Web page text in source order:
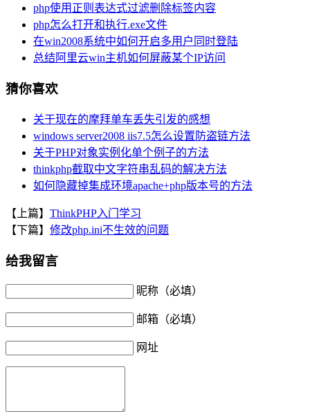
php使用正则表达式过滤删除标签内容
php怎么打开和执行.exe文件
在win2008系统中如何开启多用户同时登陆
总结阿里云win主机如何屏蔽某个IP访问
猜你喜欢
关于现在的摩拜单车丢失引发的感想
windows server2008 iis7.5怎么设置防盗链方法
关于PHP对象实例化单个例子的方法
thinkphp截取中文字符串乱码的解决方法
如何隐藏掉集成环境apache+php版本号的方法
【上篇】 ThinkPHP入门学习
【下篇】 修改php.ini不生效的问题
给我留言
昵称（必填）
邮箱（必填）
网址